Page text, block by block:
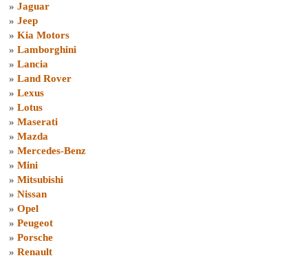
» Jaguar
» Jeep
» Kia Motors
» Lamborghini
» Lancia
» Land Rover
» Lexus
» Lotus
» Maserati
» Mazda
» Mercedes-Benz
» Mini
» Mitsubishi
» Nissan
» Opel
» Peugeot
» Porsche
» Renault